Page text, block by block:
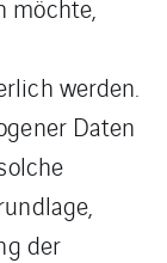
möchte,
werden.
Daten
der